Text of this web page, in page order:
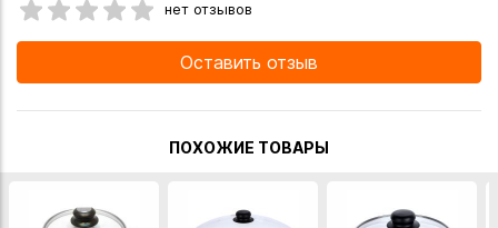
нет отзывов
Оставить отзыв
ПОХОЖИЕ ТОВАРЫ